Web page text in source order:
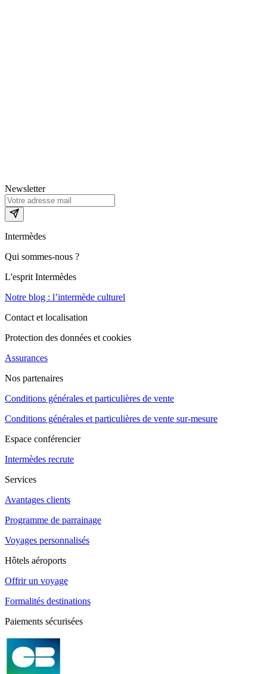
Newsletter
Intermèdes
Qui sommes-nous ?
L'esprit Intermèdes
Notre blog : l’intermède culturel
Contact et localisation
Protection des données et cookies
Assurances
Nos partenaires
Conditions générales et particulières de vente
Conditions générales et particulières de vente sur-mesure
Espace conférencier
Intermèdes recrute
Services
Avantages clients
Programme de parrainage
Voyages personnalisés
Hôtels aéroports
Offrir un voyage
Formalités destinations
Paiements sécurisées